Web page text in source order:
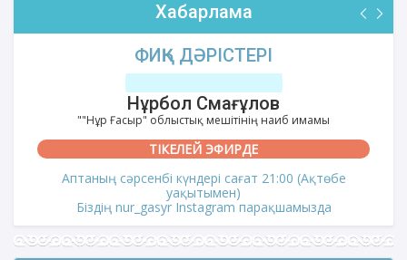
Хабарлама
ФИҚҺ ДӘРІСТЕРІ
Нұрбол Смағұлов
""Нұр Ғасыр" облыстық мешітінің наиб имамы
ТІКЕЛЕЙ ЭФИРДЕ
Аптаның сәрсенбі күндері сағат 21:00 (Ақтөбе
уақытымен)
Біздің nur_gasyr Instagram парақшамызда